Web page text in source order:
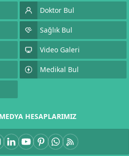
Doktor Bul
Sağlık Bul
Video Galeri
Medikal Bul
HESAPLARIMIZ